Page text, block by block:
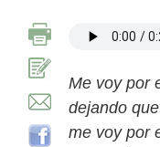
Me voy por
dejando
me voy por